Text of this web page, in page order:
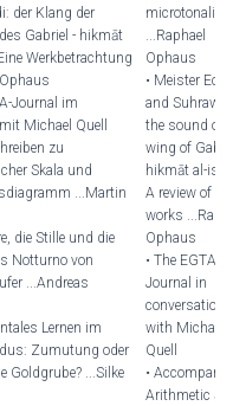
der Klang der
Gabriel - hikmāt
Werkbetrachtung
Ophaus
Journal im
Michael Quell
zu
Skala und
...Martin
die Stille und die
Notturno von
...Andreas
Lernen im
Zumutung oder
Goldgrube? ...Silke
microtonality
...Raphael
Ophaus
• Meister
and
the sound of
wing of
hikmāt al-
A review of
works
Ophaus
• The EGTA
Journal in
conversation
with Michael
Quell
•
Arithmetic